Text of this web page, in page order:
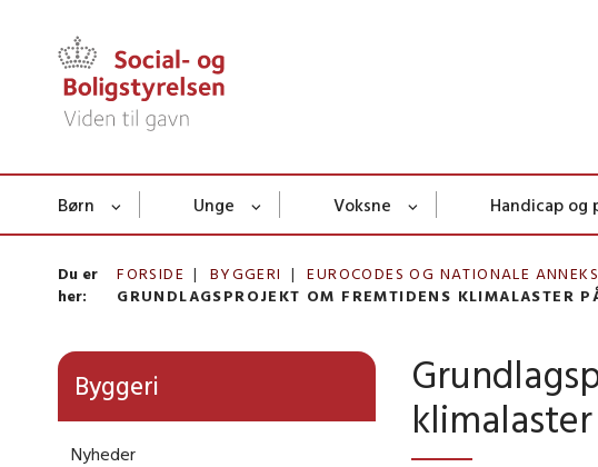
Børn Unge Voksne Handicap og
Du er
her:
FORSIDE BYGGERI
EUROCODES OG NATIONALE
GRUNDLAGSPROJEKT OM FREMTIDENS KLIMALASTER
Byggeri
Nyheder